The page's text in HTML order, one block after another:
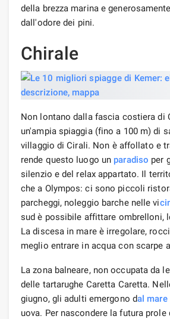
della brezza marina e
dall'odore dei pini.
Chirale
Non lontano dalla fascia costiera di
un'ampia spiaggia (fino a 100 m) di
villaggio di Cirali. Non è affollato e
rende questo luogo un paradiso per
silenzio e del relax appartato. Il
che a Olympos: ci sono piccoli
parcheggi, noleggio barche nelle vi
sud è possibile affittare ombrelloni,
La discesa in mare è irregolare,
meglio entrare in acqua con scarpe
La zona balneare, non occupata da
delle tartarughe Caretta Caretta.
giugno, gli adulti emergono dal mare
uova. Per nascondere la futura